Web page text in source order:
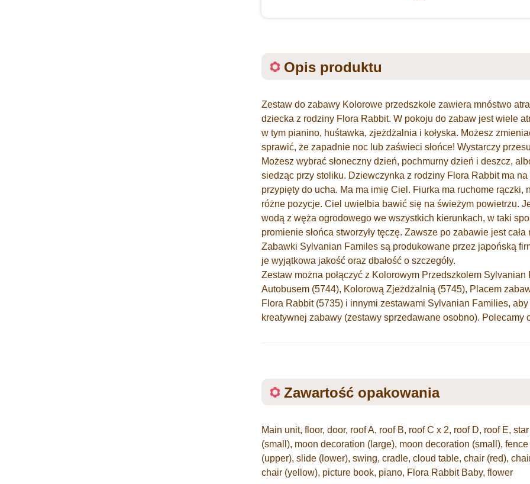
Opis produktu
Zestaw do zabawy Kolorowe przedszkole zawiera mnóstwo
dziecka z rodziny Flora Rabbit. W pokoju do zabaw jest wiele
w tym pianino, huśtawka, zjeżdżalnia i kołyska. Możesz
sprawić, że zapadnie noc lub zaświeci słońce! Wystarczy
Możesz wybrać słoneczny dzień, pochmurny dzień i deszcz,
siedząc przy stoliku. Dziewczynka z rodziny Flora Rabbit ma
przypięty do ucha. Ma ma imię Ciel. Fiurka ma ruchome rączki,
różne pozycje. Ciel uwielbia bawić się na świeżym powietrzu.
wodą z węża ogrodowego we wszystkich kierunkach, w taki
promienie słońca stworzyły tęczę. Zawsze po zabawie jest cała
Zabawki Sylvanian Familes są produkowane przez japońską
je wyjątkowa jakość oraz dbałość o szczegóły.
Zestaw można połączyć z Kolorowym Przedszkolem
Autobusem (5744), Kolorową Zjeżdżalnią (5745), Placem
Flora Rabbit (5735) i innymi zestawami Sylvanian Families,
kreatywnej zabawy (zestawy sprzedawane osobno). Polecamy
Zawartość opakowania
Main unit, floor, door, roof A, roof B, roof C x 2, roof D, roof E,
(small), moon decoration (large), moon decoration (small),
(upper), slide (lower), swing, cradle, cloud table, chair (red),
chair (yellow), picture book, piano, Flora Rabbit Baby, flower